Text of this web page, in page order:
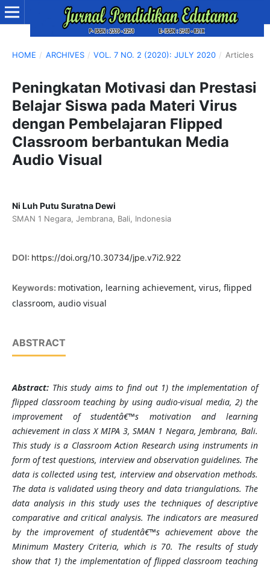
HOME / ARCHIVES / VOL. 7 NO. 2 (2020): JULY 2020 / Articles
Peningkatan Motivasi dan Prestasi
Belajar Siswa pada Materi Virus
dengan Pembelajaran Flipped
Classroom berbantukan Media
Audio Visual
Ni Luh Putu Suratna Dewi
SMAN 1 Negara, Jembrana, Bali, Indonesia
DOI: https://doi.org/10.30734/jpe.v7i2.922
Keywords: motivation, learning achievement, virus, flipped
classroom, audio visual
ABSTRACT
Abstract: This study aims to find out 1) the implementation of
flipped classroom teaching by using audio-visual media, 2) the
improvement of studentâ€™s motivation and learning
achievement in class X MIPA 3, SMAN 1 Negara, Jembrana, Bali.
This study is a Classroom Action Research using instruments in
form of test questions, interview and observation guidelines. The
data is collected using test, interview and observation methods.
The data is validated using theory and data triangulations. The
data analysis in this study uses the techniques of descriptive
comparative and critical analysis. The indicators are measured
by the improvement of studentâ€™s achievement above the
Minimum Mastery Criteria, which is 70. The results of study
show that 1) the implementation of flipped classroom teaching